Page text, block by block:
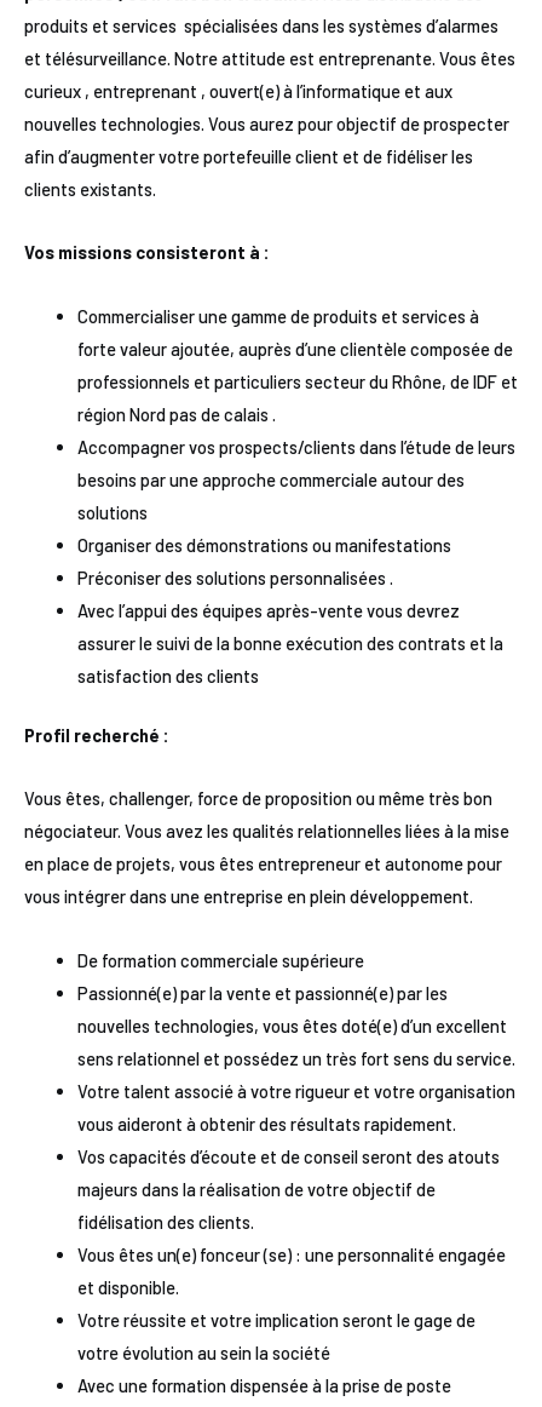
produits et services spécialisées dans les systèmes d’alarmes
et télésurveillance. Notre attitude est entreprenante. Vous êtes
curieux , entreprenant , ouvert(e) à l’informatique et aux
nouvelles technologies. Vous aurez pour objectif de prospecter
afin d’augmenter votre portefeuille client et de fidéliser les
clients existants.
Vos missions consisteront à :
Commercialiser une gamme de produits et services à
forte valeur ajoutée, auprès d’une clientèle composée de
professionnels et particuliers secteur du Rhône, de IDF et
région Nord pas de calais .
Accompagner vos prospects/clients dans l’étude de leurs
besoins par une approche commerciale autour des
solutions
Organiser des démonstrations ou manifestations
Préconiser des solutions personnalisées .
Avec l’appui des équipes après-vente vous devrez
assurer le suivi de la bonne exécution des contrats et la
satisfaction des clients
Profil recherché :
Vous êtes, challenger, force de proposition ou même très bon
négociateur. Vous avez les qualités relationnelles liées à la mise
en place de projets, vous êtes entrepreneur et autonome pour
vous intégrer dans une entreprise en plein développement.
De formation commerciale supérieure
Passionné(e) par la vente et passionné(e) par les
nouvelles technologies, vous êtes doté(e) d’un excellent
sens relationnel et possédez un très fort sens du service.
Votre talent associé à votre rigueur et votre organisation
vous aideront à obtenir des résultats rapidement.
Vos capacités d’écoute et de conseil seront des atouts
majeurs dans la réalisation de votre objectif de
fidélisation des clients.
Vous êtes un(e) fonceur (se) : une personnalité engagée
et disponible.
Votre réussite et votre implication seront le gage de
votre évolution au sein la société
Avec une formation dispensée à la prise de poste